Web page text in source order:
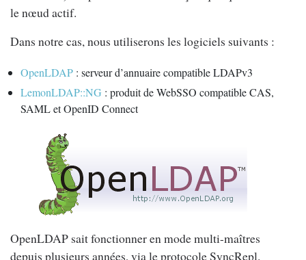
le nœud actif.
Dans notre cas, nous utiliserons les logiciels suivants :
OpenLDAP : serveur d’annuaire compatible LDAPv3
LemonLDAP::NG : produit de WebSSO compatible CAS,
SAML et OpenID Connect
OpenLDAP sait fonctionner en mode multi-maîtres
depuis plusieurs années, via le protocole SyncRepl.